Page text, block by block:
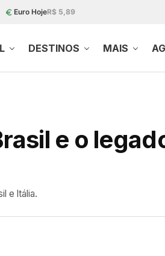
Euro HojeR$ 5,89
DESTINOS MAIS
e o
e Itália.